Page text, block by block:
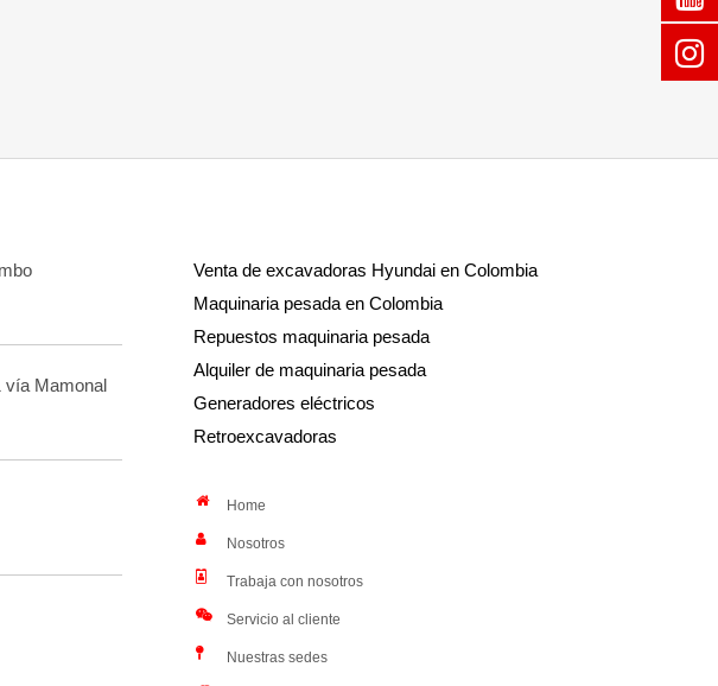
vía Mamonal
Venta de excavadoras Hyundai en Colombia
Maquinaria pesada en Colombia
Repuestos maquinaria pesada
Alquiler de maquinaria pesada
Generadores eléctricos
Retroexcavadoras
Home
Nosotros
Trabaja con nosotros
Servicio al cliente
Nuestras sedes